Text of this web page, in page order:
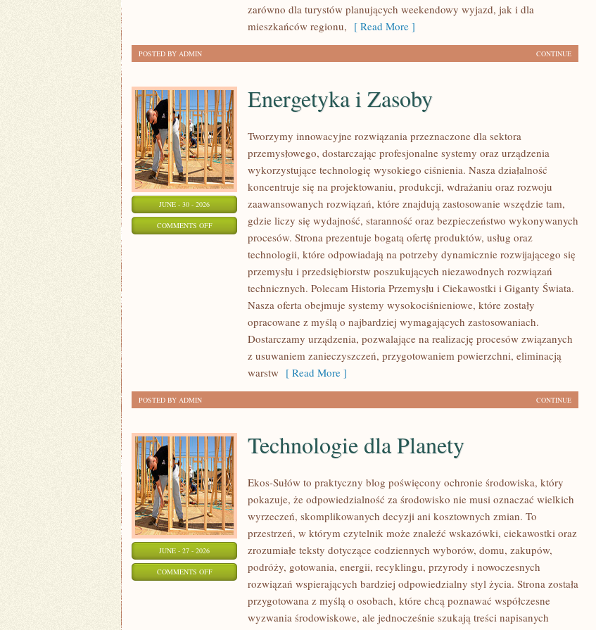
zarówno dla turystów planujących weekendowy wyjazd, jak i dla
mieszkańców regionu, [ Read More ]
CONTINUE
POSTED BY ADMIN
JUNE - 30 - 2026
COMMENTS OFFON
ENERGETYKA
Energetyka i Zasoby
Tworzymy innowacyjne rozwiązania przeznaczone dla sektora
przemysłowego, dostarczając profesjonalne systemy oraz urządzenia
wykorzystujące technologię wysokiego ciśnienia. Nasza działalność
koncentruje się na projektowaniu, produkcji, wdrażaniu oraz rozwoju
zaawansowanych rozwiązań, które znajdują zastosowanie wszędzie tam,
gdzie liczy się wydajność, staranność oraz bezpieczeństwo wykonywanych
procesów. Strona prezentuje bogatą ofertę produktów, usług oraz
technologii, które odpowiadają na potrzeby dynamicznie rozwijającego się
przemysłu i przedsiębiorstw poszukujących niezawodnych rozwiązań
technicznych. Polecam Historia Przemysłu i Ciekawostki i Giganty Świata.
Nasza oferta obejmuje systemy wysokociśnieniowe, które zostały
opracowane z myślą o najbardziej wymagających zastosowaniach.
Dostarczamy urządzenia, pozwalające na realizację procesów związanych
z usuwaniem zanieczyszczeń, przygotowaniem powierzchni, eliminacją
warstw [ Read More ]
CONTINUE
POSTED BY ADMIN
JUNE - 27 - 2026
COMMENTS OFFON
TECHNOLOGIE
Technologie dla Planety
Ekos-Sułów to praktyczny blog poświęcony ochronie środowiska, który
pokazuje, że odpowiedzialność za środowisko nie musi oznaczać wielkich
wyrzeczeń, skomplikowanych decyzji ani kosztownych zmian. To
przestrzeń, w którym czytelnik może znaleźć wskazówki, ciekawostki oraz
zrozumiałe teksty dotyczące codziennych wyborów, domu, zakupów,
podróży, gotowania, energii, recyklingu, przyrody i nowoczesnych
rozwiązań wspierających bardziej odpowiedzialny styl życia. Strona została
przygotowana z myślą o osobach, które chcą poznawać współczesne
wyzwania środowiskowe, ale jednocześnie szukają treści napisanych